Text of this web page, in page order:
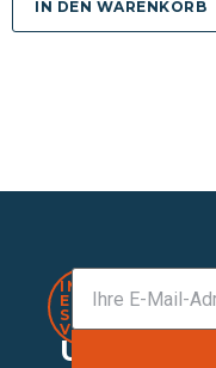
IN DEN WARENKORB
IMMER
EINEN
SCHRITT
VORAUS
Unser